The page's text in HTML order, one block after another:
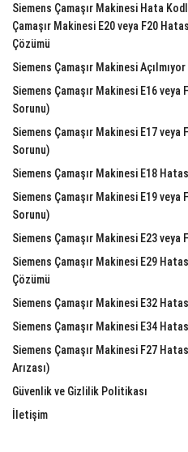
Siemens Çamaşır Makinesi Hata
Çamaşır Makinesi E20 veya F20
Çözümü
Siemens Çamaşır Makinesi
Siemens Çamaşır Makinesi E16
Sorunu)
Siemens Çamaşır Makinesi E17 veya
Sorunu)
Siemens Çamaşır Makinesi E18
Siemens Çamaşır Makinesi E19 veya
Sorunu)
Siemens Çamaşır Makinesi E23 veya
Siemens Çamaşır Makinesi E29
Çözümü
Siemens Çamaşır Makinesi E32
Siemens Çamaşır Makinesi E34
Siemens Çamaşır Makinesi F27
Arızası)
Güvenlik ve Gizlilik Politikası
İletişim